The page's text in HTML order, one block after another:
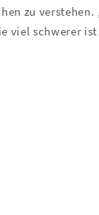
zu
viel schwerer